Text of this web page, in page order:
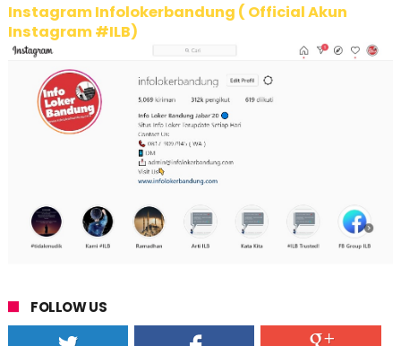
Instagram Infolokerbandung ( Official Akun
Instagram #ILB)
FOLLOW US